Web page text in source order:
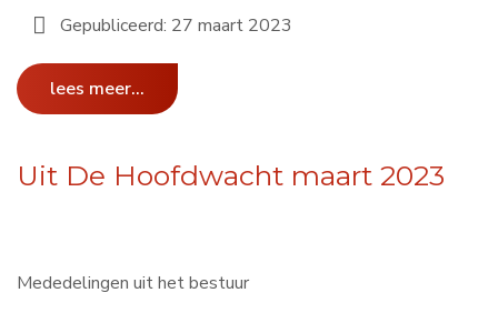
Gepubliceerd: 27 maart 2023
lees meer...
Uit De Hoofdwacht maart 2023
Mededelingen uit het bestuur